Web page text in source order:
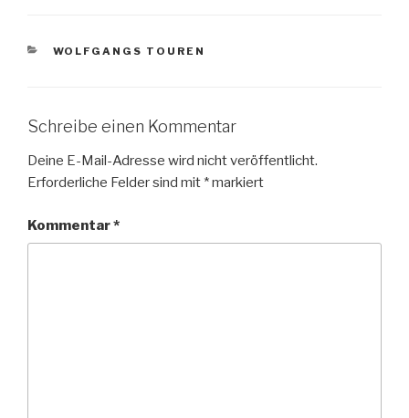
KATEGORIEN
WOLFGANGS TOUREN
Schreibe einen Kommentar
Deine E-Mail-Adresse wird nicht veröffentlicht.
Erforderliche Felder sind mit *markiert
Kommentar*